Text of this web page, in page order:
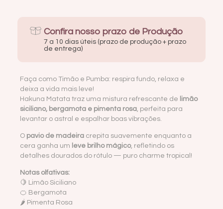
Confira nosso prazo de Produção
7 a 10 dias úteis (prazo de produção + prazo
de entrega)
Faça como Timão e Pumba: respira fundo, relaxa e
deixa a vida mais leve!
Hakuna Matata traz uma mistura refrescante de limão
siciliano, bergamota e pimenta rosa, perfeita para
levantar o astral e espalhar boas vibrações.
O pavio de madeira crepita suavemente enquanto a
cera ganha um leve brilho mágico, refletindo os
detalhes dourados do rótulo — puro charme tropical!
Notas olfativas:
🍋 Limão Siciliano
🍊 Bergamota
🌶 Pimenta Rosa